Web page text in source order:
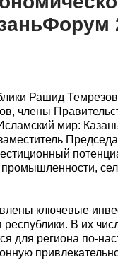
Рашид
члены
мир:
ключевые
В их
для региона по-